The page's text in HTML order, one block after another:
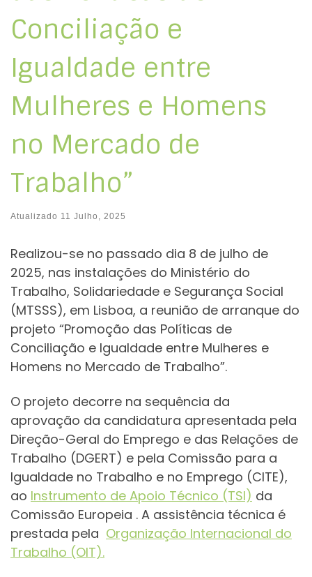
Conciliação e
Igualdade entre
Mulheres e Homens
no Mercado de
Trabalho”
Atualizado 11 Julho, 2025
Realizou-se no passado dia 8 de julho de
2025, nas instalações do Ministério do
Trabalho, Solidariedade e Segurança Social
(MTSSS), em Lisboa, a reunião de arranque do
projeto “Promoção das Políticas de
Conciliação e Igualdade entre Mulheres e
Homens no Mercado de Trabalho”.
O projeto decorre na sequência da
aprovação da candidatura apresentada pela
Direção-Geral do Emprego e das Relações de
Trabalho (DGERT) e pela Comissão para a
Igualdade no Trabalho e no Emprego (CITE),
ao Instrumento de Apoio Técnico (TSI) da
Comissão Europeia . A assistência técnica é
prestada pela Organização Internacional do
Trabalho (OIT).